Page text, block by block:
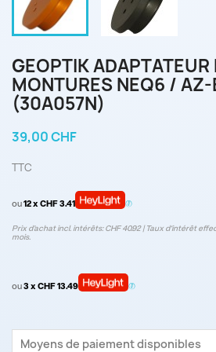
GEOPTIK
MONTURES NEQ6 /
(30A057N)
39,00 CHF
TTC
ou12 x CHF 3.41
Prix d’achat incl. intérêts: CHF 40.92 | Taux d‘intérêt
mois.
ou3 x CHF 13.49
Moyens de paiement disponibles